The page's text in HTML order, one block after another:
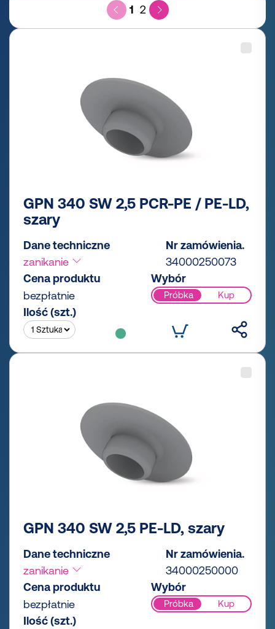
1 2
GPN 340 SW 2,5 PCR-PE / PE-LD,
szary
Dane techniczne
zanikanie
Nr zamówienia.
34000250073
Cena produktu
bezpłatnie
Wybór
Próbka Kup
Ilość (szt.)
GPN 340 SW 2,5 PE-LD, szary
Dane techniczne
zanikanie
Nr zamówienia.
34000250000
Cena produktu
bezpłatnie
Wybór
Próbka Kup
Ilość (szt.)